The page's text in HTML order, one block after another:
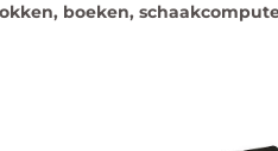
boeken,